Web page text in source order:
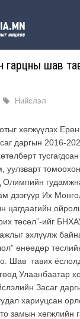
гарцны шав
Нийслэл
хөгжүүлэх
даргын 2016-
уулзварт
Олимпийн
дээгүүр Их
цагдаагийн
төсөл”-ийг
эхлүүлж
өнөөдөр
Шав тавих
Улаанбаатар
Засаг
хариуцсан
замын хөгжлийн